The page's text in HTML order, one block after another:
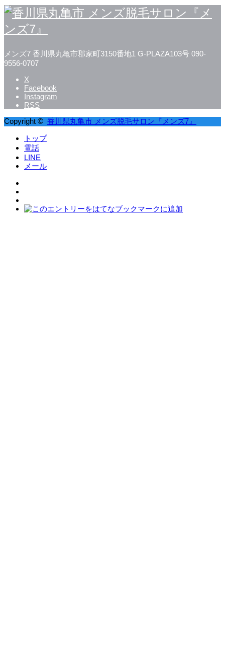
メンズ7 香川県丸亀市郡家町3150番地1 G-PLAZA103号 090-
9556-0707
X
Facebook
Instagram
RSS
Copyright © 香川県丸亀市 メンズ脱毛サロン『メンズ7』
トップ
電話
LINE
メール